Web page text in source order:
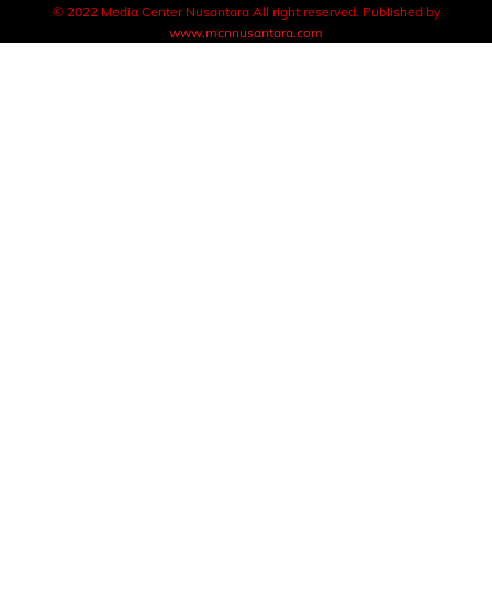
© 2022 Media Center Nusantara All right reserved. Published by
www.mcnnusantara.com